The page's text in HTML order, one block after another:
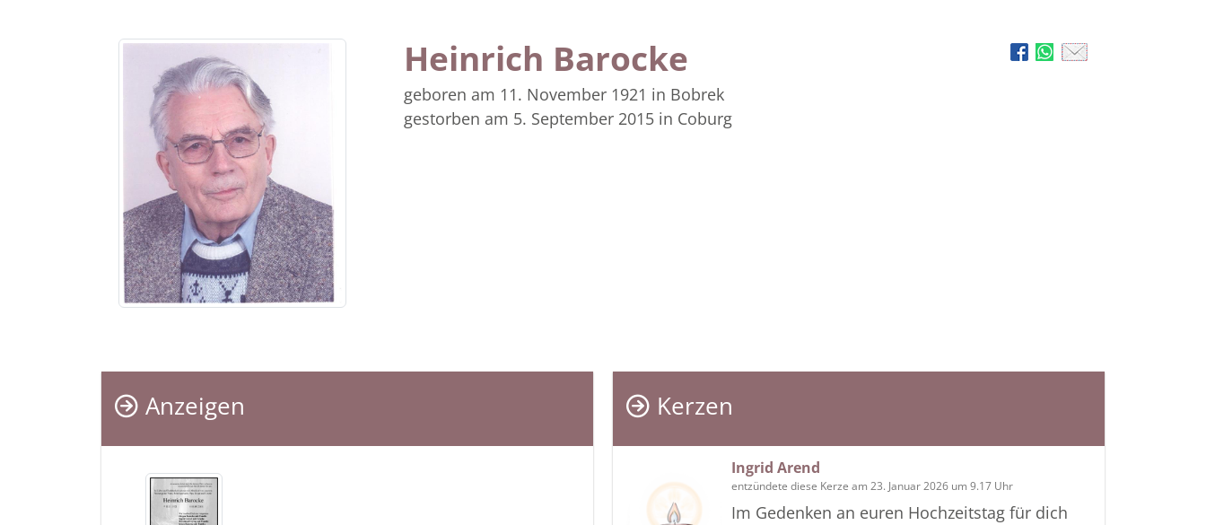
Heinrich Barocke
geboren am 11. November 1921 in Bobrek
gestorben am 5. September 2015 in Coburg
Anzeigen Kerzen
Ingrid Arend
entzündete diese Kerze am 23. Januar 2026 um 9.17 Uhr
Im Gedenken an euren Hochzeitstag für dich